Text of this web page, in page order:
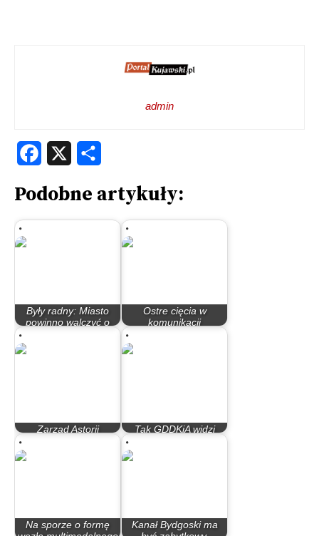
admin
Facebook
Podobne artykuły:
Były radny: Miasto
powinno walczyć o
wojskową prokuraturę
Ostre cięcia w
komunikacji
Zarząd Astorii
Tak GDDKiA widzi
Na sporze o formę
Kanał Bydgoski ma